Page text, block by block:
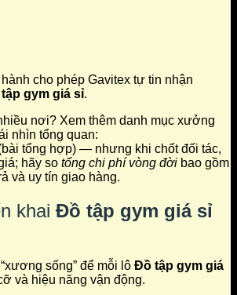
cho phép Gavitex tự tin nhận
gym giá sỉ.
nơi? Xem thêm danh mục xưởng
nhìn tổng quan:
tổng hợp) — nhưng khi chốt đối tác,
hãy so tổng chi phí vòng đời bao gồm
và uy tín giao hàng.
khai Đồ tập gym giá sỉ
sống” để mỗi lô Đồ tập gym giá
và hiệu năng vận động.